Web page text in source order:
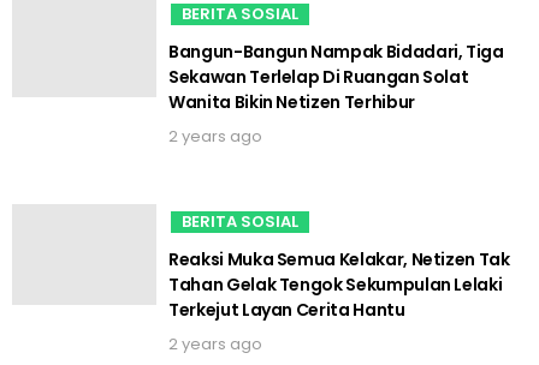
BERITA SOSIAL
Bangun-Bangun Nampak Bidadari, Tiga
Sekawan Terlelap Di Ruangan Solat
Wanita Bikin Netizen Terhibur
2 years ago
BERITA SOSIAL
Reaksi Muka Semua Kelakar, Netizen Tak
Tahan Gelak Tengok Sekumpulan Lelaki
Terkejut Layan Cerita Hantu
2 years ago